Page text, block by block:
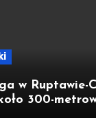
w Ruptawie-
300-